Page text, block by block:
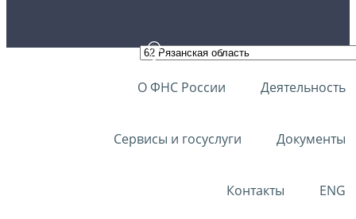
О ФНС России Деятельность
Сервисы и госуслуги Документы
Контакты ENG